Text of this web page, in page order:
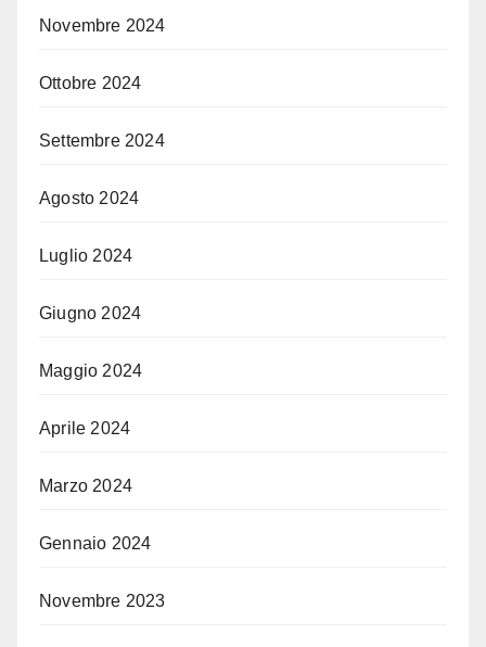
Novembre 2024
Ottobre 2024
Settembre 2024
Agosto 2024
Luglio 2024
Giugno 2024
Maggio 2024
Aprile 2024
Marzo 2024
Gennaio 2024
Novembre 2023